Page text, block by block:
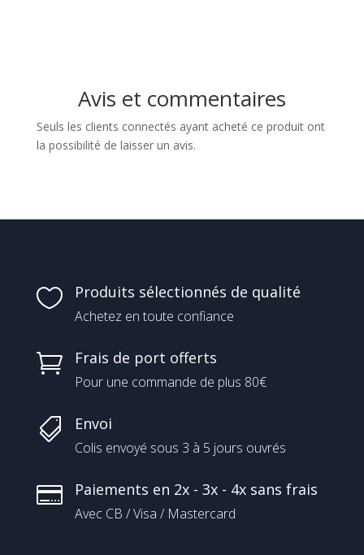
Avis et commentaires
Seuls les clients connectés ayant acheté ce produit ont
la possibilité de laisser un avis.
 Produits sélectionnés de qualité
Achetez en toute confiance
 Frais de port offerts
Pour une commande de plus 80€
 Envoi
Colis envoyé sous 3 à 5 jours ouvrés
 Paiements en 2x - 3x - 4x sans frais
Avec CB / Visa / Mastercard